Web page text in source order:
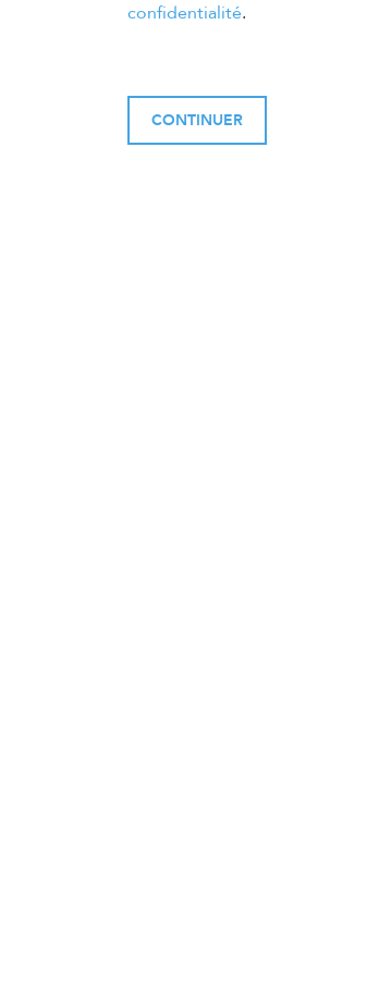
confidentialité.
CONTINUER